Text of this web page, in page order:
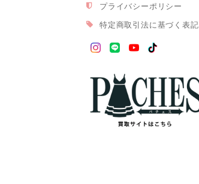
プライバシーポリシー
特定商取引法に基づく表記